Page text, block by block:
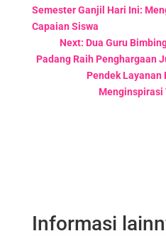
Semester Ganjil Hari Ini:
Capaian Siswa
Next: Dua Guru
Padang Raih Penghargaan
Pendek Layanan
Menginspirasi
Informasi